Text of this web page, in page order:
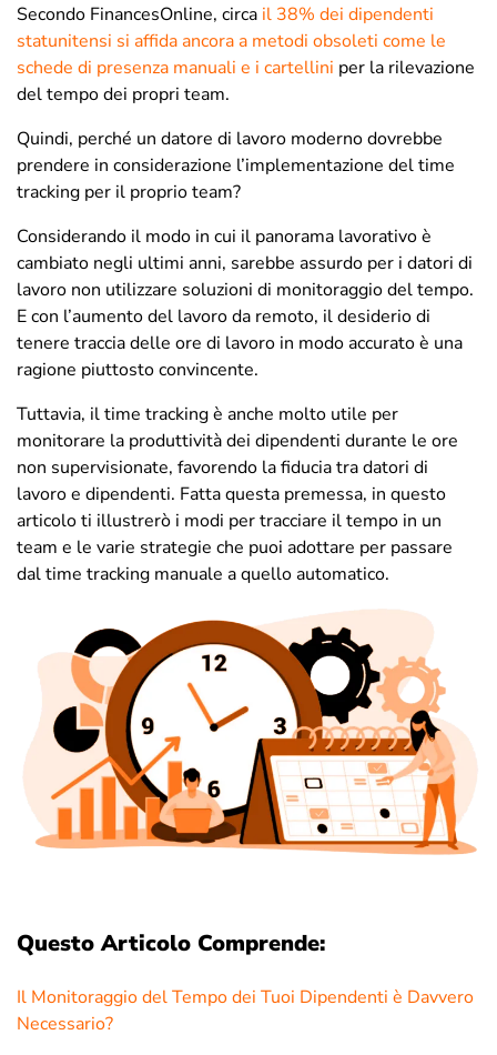
Secondo FinancesOnline, circa il 38% dei dipendenti
statunitensi si affida ancora a metodi obsoleti come le
schede di presenza manuali e i cartellini per la rilevazione
del tempo dei propri team.
Quindi, perché un datore di lavoro moderno dovrebbe
prendere in considerazione l’implementazione del time
tracking per il proprio team?
Considerando il modo in cui il panorama lavorativo è
cambiato negli ultimi anni, sarebbe assurdo per i datori di
lavoro non utilizzare soluzioni di monitoraggio del tempo.
E con l’aumento del lavoro da remoto, il desiderio di
tenere traccia delle ore di lavoro in modo accurato è una
ragione piuttosto convincente.
Tuttavia, il time tracking è anche molto utile per
monitorare la produttività dei dipendenti durante le ore
non supervisionate, favorendo la fiducia tra datori di
lavoro e dipendenti. Fatta questa premessa, in questo
articolo ti illustrerò i modi per tracciare il tempo in un
team e le varie strategie che puoi adottare per passare
dal time tracking manuale a quello automatico.
Questo Articolo Comprende:
Il Monitoraggio del Tempo dei Tuoi Dipendenti è Davvero
Necessario?